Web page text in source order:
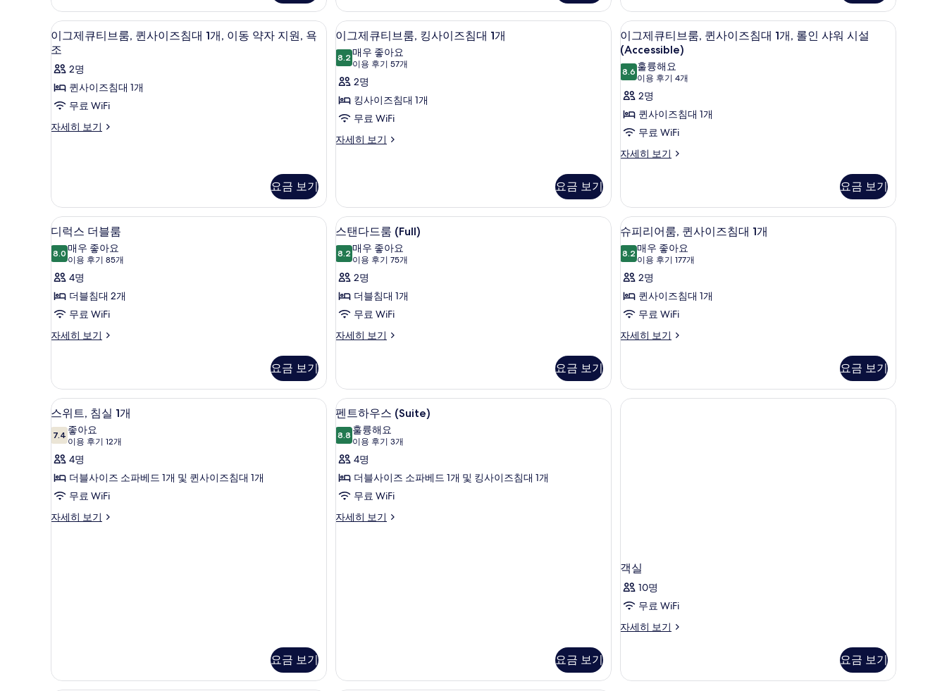
이
즈
침
대
1
개
사
기
티
브
룸,
퀸
사
이
즈
대
1
개
기
대
1
개
사
진
모
두
보
퀸
사
이
즈
침
개
세
히
보
대
1
개
사
진
모
두
보
기
킹
사
이
즈
침
대
1
개
자
세
히
보
기
이
그
제
큐
티
브
즈
침
대
1
개,
이
동
약
원,
욕
조
사
진
모
두
보
이집트산 면 시트, 고급 침구, 객실 내 금고, 암막 커튼
10
이그제큐티브룸, 퀸사이즈침대 1개, 이동 약자 지원, 욕
조
2명
퀸사이즈침대 1개
무료 WiFi
자세히 보기
이
룸,
퀸
사
이
즈
침
대
개,
이
동
약
원,
욕
조
자
세
히
보
요금 보기
이
그
제
큐
티
브
룸,
즈
침
대
1
개
사
진
모
기
이집트산 면 시트, 고급 침구, 객실 내 금고, 암막 커튼
12
이그제큐티브룸, 킹사이즈침대 1개
8.28.2점 만점 중 10점
매우 좋아요
이용 후기 57개
(이
용
후
기
57
개)
2명
킹사이즈침대 1개
무료 WiFi
자세히 보기
이
브
룸,
킹
사
이
즈
침
대
개
자
세
기
요금 보기
이
그
제
큐
티
브
룸,
퀸
즈
침
대
1
개,
롤
인
샤
설
(Accessible)
이집트산 면 시트, 고급 침구, 객실 내 금고, 암
11
이그제큐티브룸, 퀸사이즈침대 1개, 롤인 샤워 시설
(Accessible)
8.68.6점 만점 중 10점
훌륭해요
이용 후기 4개
(이
용
후
기
개)
2명
퀸사이즈침대 1개
무료 WiFi
자세히 보기
이
티
브
룸,
퀸
사
즈
침
개,
롤
워
설
요금 보기
디
럭
스
더
블
룸
사
두
보
기
이집트산 면 시트, 고급 침구, 객실 내 금고, 암막 커튼
9
디럭스 더블룸
8.08.0점 만점 중 10점
매우 좋아요
이용 후기 85개
(이
용
후
기
85
개)
4명
더블침대 2개
무료 WiFi
자세히 보기
디
블
룸
자
히
기
요금 보기
스
탠
다
드
룸
(Full)
사
두
보
기
스탠다드룸 (Full) | 이집트산 면 시트, 고급 침구, 객실 내 금고, 암막 커튼
9
스탠다드룸 (Full)
8.28.2점 만점 중 10점
매우 좋아요
이용 후기 75개
(이
용
후
기
75
개)
2명
더블침대 1개
무료 WiFi
자세히 보기
스
룸
(Full)
자
히
기
요금 보기
슈
피
리
어
룸,
퀸
사
침
대
이집트산 면 시트, 고급 침구, 객실 내 금고, 암
10
슈피리어룸, 퀸사이즈침대 1개
8.28.2점 만점 중 10점
매우 좋아요
이용 후기 177개
(이
용
후
기
177
개)
2명
퀸사이즈침대 1개
무료 WiFi
자세히 보기
슈
룸,
퀸
사
요금 보기
스
위
트,
침
실
1
개
스위트, 침실 1개 | 거실 공간 | 프리미엄 채널 시청이 가능한 32인치 LCD TV, TV
8
스위트, 침실 1개
7.47.4점 만점 중 10점
좋아요
이용 후기 12개
(이
용
후
기
12
개)
4명
더블사이즈 소파베드 1개 및 퀸사이즈침대 1개
무료 WiFi
자세히 보기
스
요금 보기
펜
트
하
우
스
(Suite)
사
펜트하우스 (Suite) | 이집트산 면 시트, 고급 침구, 객실 내 금고, 암막 커튼
33
펜트하우스 (Suite)
8.88.8점 만점 중 10점
훌륭해요
이용 후기 3개
(이
용
후
기
개)
4명
더블사이즈 소파베드 1개 및 킹사이즈침대 1개
무료 WiFi
자세히 보기
펜
요금 보기
객실
10명
무료 WiFi
자세히 보기
객
히
요금 보기